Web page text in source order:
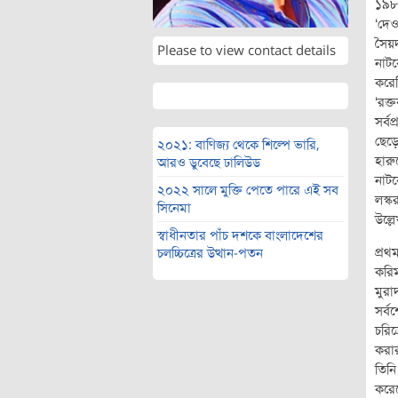
Please to view contact details
২০২১: বাণিজ্য থেকে শিল্পে ভারি,
আরও ডুবেছে ঢালিউড
২০২২ সালে মুক্তি পেতে পারে এই সব
সিনেমা
স্বাধীনতার পাঁচ দশকে বাংলাদেশের
চলচ্চিত্রের উত্থান-পতন